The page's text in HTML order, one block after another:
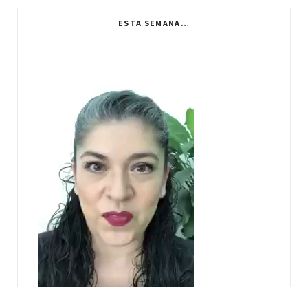
ESTA SEMANA…